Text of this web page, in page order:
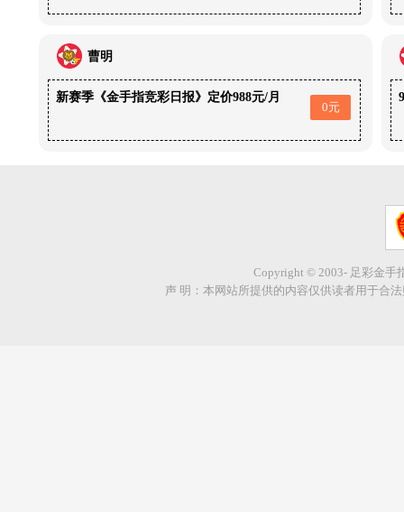
曹明
新赛季《金手指竞彩日报》定价988元/月
0元
Copyright © 2003- 足彩金手
声 明：本网站所提供的内容仅供读者用于合